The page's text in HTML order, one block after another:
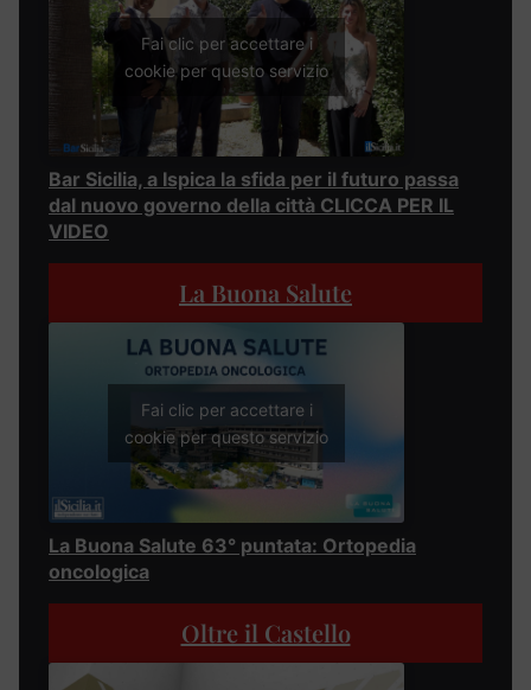
Fai clic per accettare i
cookie per questo servizio
Bar Sicilia, a Ispica la sfida per il futuro passa
dal nuovo governo della città CLICCA PER IL
VIDEO
La Buona Salute
Fai clic per accettare i
cookie per questo servizio
La Buona Salute 63° puntata: Ortopedia
oncologica
Oltre il Castello